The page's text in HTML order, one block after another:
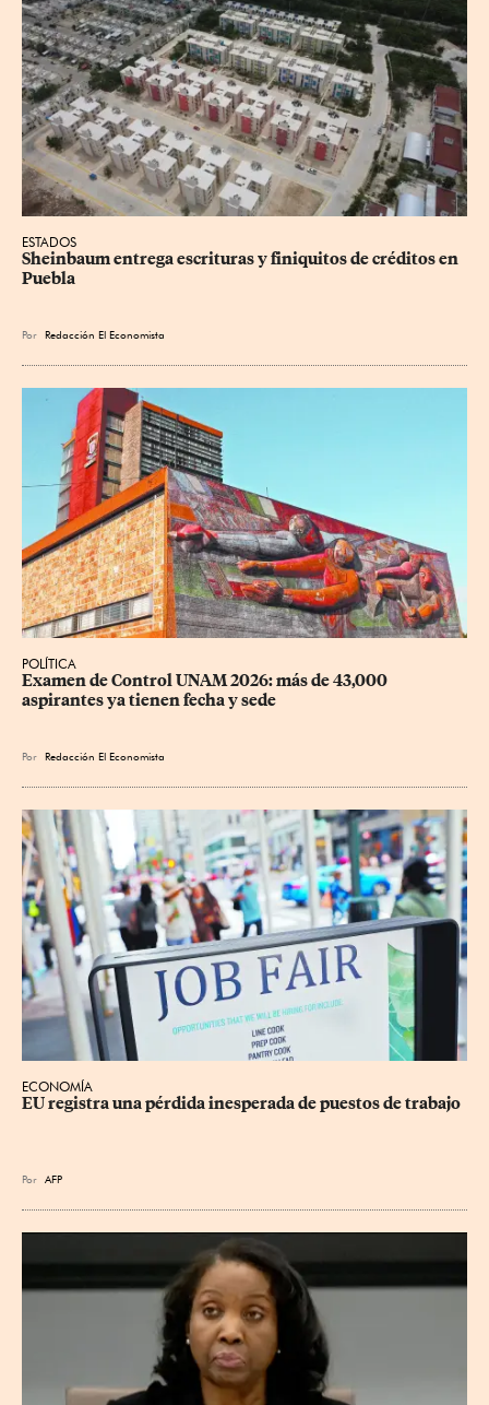
ESTADOS
Sheinbaum entrega escrituras y finiquitos de créditos en
Puebla
Por Redacción El Economista
POLÍTICA
Examen de Control UNAM 2026: más de 43,000
aspirantes ya tienen fecha y sede
Por Redacción El Economista
ECONOMÍA
EU registra una pérdida inesperada de puestos de trabajo
Por AFP